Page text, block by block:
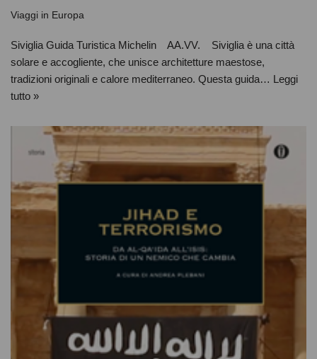
Viaggi in Europa
Siviglia Guida Turistica Michelin AA.VV. Siviglia è una città
solare e accogliente, che unisce architetture maestose,
tradizioni originali e calore mediterraneo. Questa guida… Leggi
tutto »